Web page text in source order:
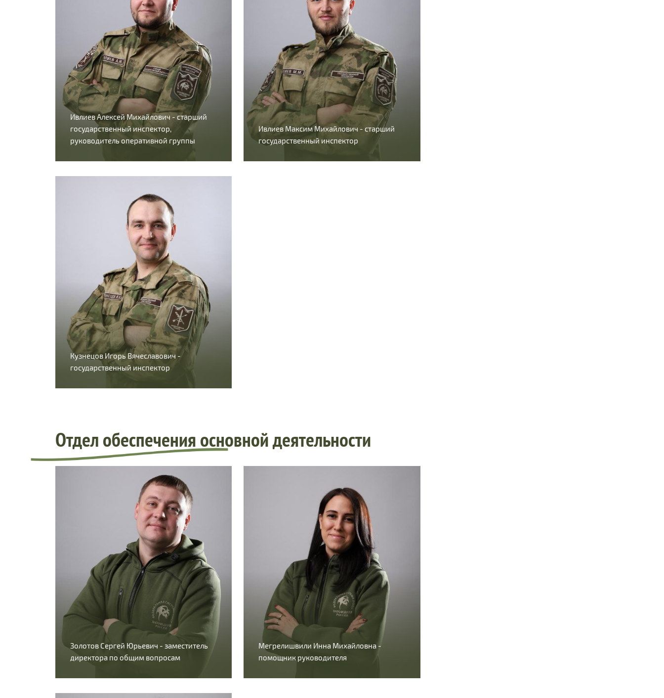
Ивлиев Алексей Михайлович - старший
государственный инспектор,
руководитель оперативной группы
Ивлиев Максим Михайлович - старший
государственный инспектор
Кузнецов Игорь Вячеславович -
государственный инспектор
Отдел обеспечения основной деятельности
Золотов Сергей Юрьевич - заместитель
директора по общим вопросам
Мегрелишвили Инна Михайловна -
помощник руководителя